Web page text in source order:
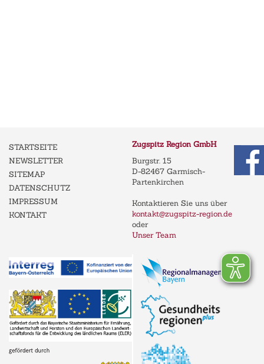
STARTSEITE
NEWSLETTER
SITEMAP
DATENSCHUTZ
IMPRESSUM
KONTAKT
Zugspitz Region GmbH
Burgstr. 15
D-82467 Garmisch-
Partenkirchen
Kontaktieren Sie uns über
kontakt@zugspitz-region.de
oder
Unser Team